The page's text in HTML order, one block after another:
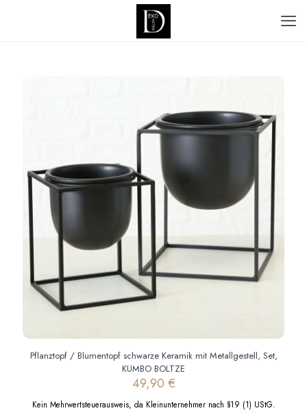
Pflanztopf / Blumentopf schwarze Keramik mit Metallgestell, Set,
KUMBO BOLTZE
49,90 €
Kein Mehrwertsteuerausweis, da Kleinunternehmer nach §19 (1) UStG.